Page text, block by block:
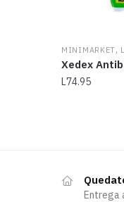
MINIMARKET,
Xedex
L74.95
Entrega